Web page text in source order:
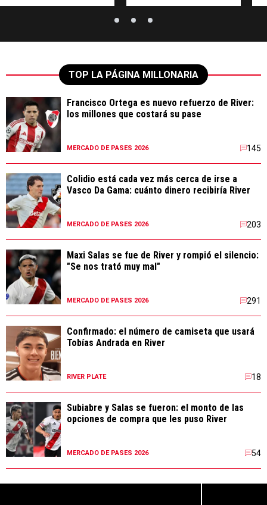
TOP LA PÁGINA MILLONARIA
Francisco Ortega es nuevo refuerzo de River:
los millones que costará su pase
MERCADO DE PASES 2026 145
Colidio está cada vez más cerca de irse a
Vasco Da Gama: cuánto dinero recibiría River
MERCADO DE PASES 2026 203
Maxi Salas se fue de River y rompió el silencio:
"Se nos trató muy mal"
MERCADO DE PASES 2026 291
Confirmado: el número de camiseta que usará
Tobías Andrada en River
RIVER PLATE 18
Subiabre y Salas se fueron: el monto de las
opciones de compra que les puso River
MERCADO DE PASES 2026 54